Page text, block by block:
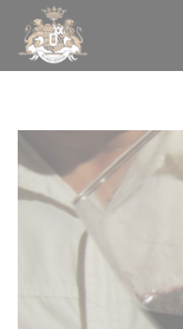
Panneau de